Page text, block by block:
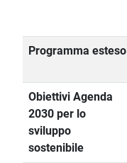
Programma esteso
Obiettivi Agenda
2030 per lo
sviluppo
sostenibile